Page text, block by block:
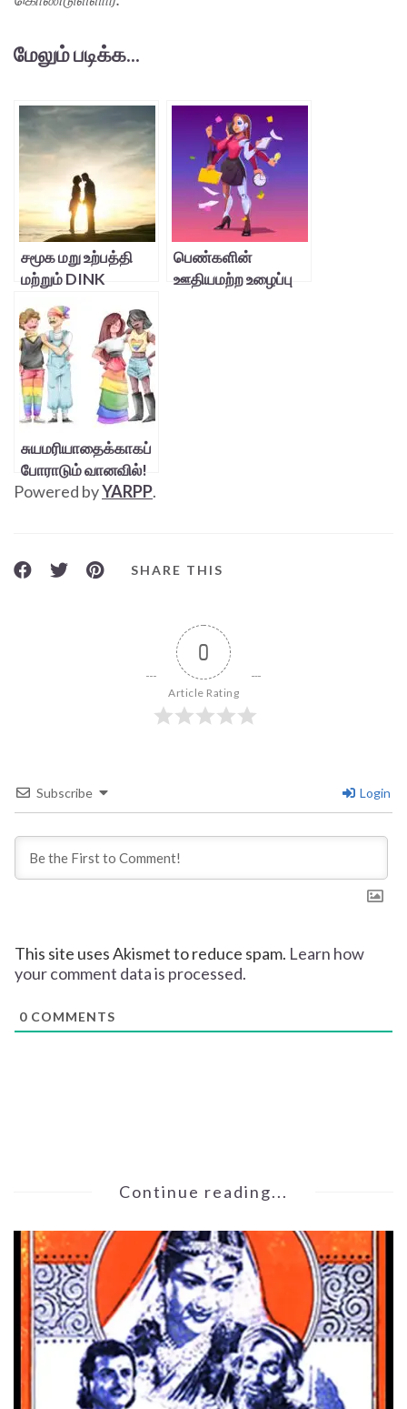
மேலும் படிக்க...
சமூக மறு உற்பத்தி
மற்றும் DINK
பெண்களின்
ஊதியமற்ற உழைப்பு
சுயமரியாதைக்காகப்
போராடும் வானவில்!
Powered byYARPP.
SHARE THIS
0
Article Rating
Subscribe Login
This site uses Akismet to reduce spam. Learn how
your comment data is processed.
0 COMMENTS
Continue reading...